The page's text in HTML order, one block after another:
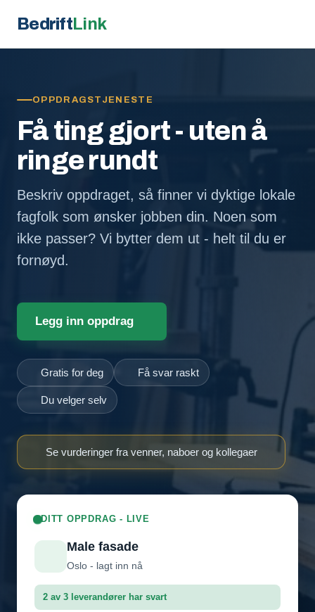
BedriftLink
OPPDRAGSTJENESTE
Få ting gjort - uten å
ringe rundt
Beskriv oppdraget, så finner vi dyktige lokale
fagfolk som ønsker jobben din. Noen som
ikke passer? Vi bytter dem ut - helt til du er
fornøyd.
Legg inn oppdrag
Gratis for deg Få svar raskt
Du velger selv
Se vurderinger fra venner, naboer og kollegaer
DITT OPPDRAG - LIVE
Male fasade
Oslo - lagt inn nå
2 av 3 leverandører har svart